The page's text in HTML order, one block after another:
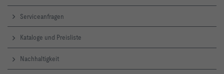
Serviceanfragen
Kataloge und Preisliste
Nachhaltigkeit